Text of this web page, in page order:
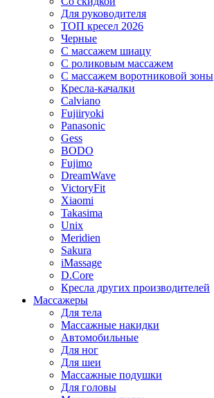
Для руководителя
ТОП кресел 2026
Черные
С массажем шиацу
С роликовым массажем
С массажем воротниковой зоны
Кресла-качалки
Calviano
Fujiiryoki
Panasonic
Gess
BODO
Fujimo
DreamWave
VictoryFit
Xiaomi
Takasima
Unix
Meridien
Sakura
iMassage
D.Core
Кресла других производителей
Массажеры
Для тела
Массажные накидки
Автомобильные
Для ног
Для шеи
Массажные подушки
Для головы